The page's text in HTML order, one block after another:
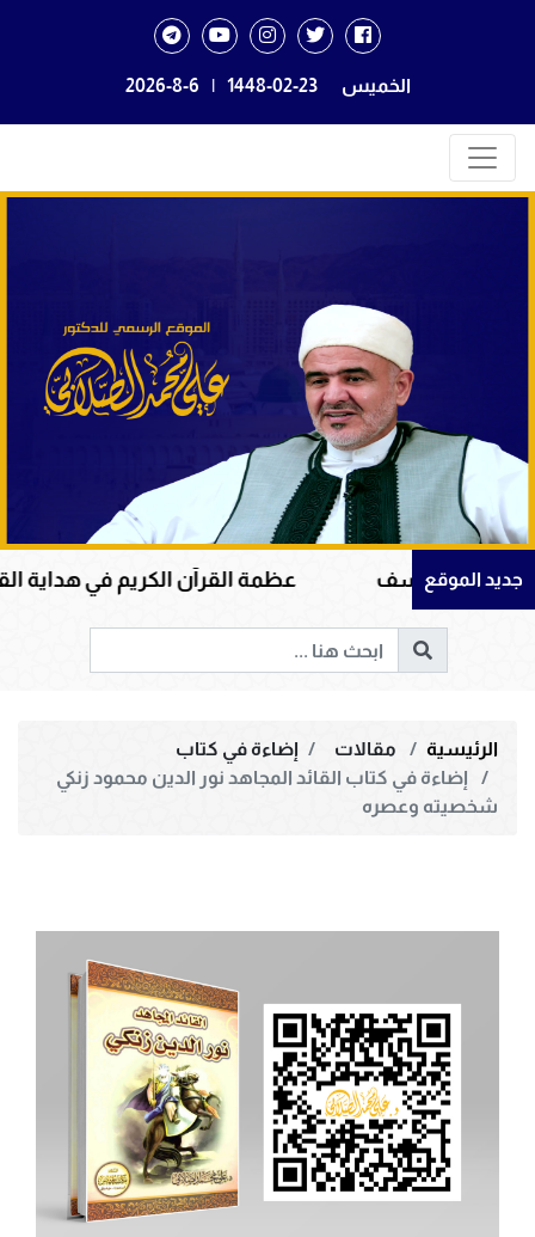
الخميس 1448-02-23
|
2026-8-6
جديد الموقععظمة القرآن الكريم في هداية القلوب وإصلاح
الرئيسية مقالات
إضاءة في كتاب
إضاءة في كتاب القائد المجاهد نور الدين محمود زنكي
شخصيته وعصره